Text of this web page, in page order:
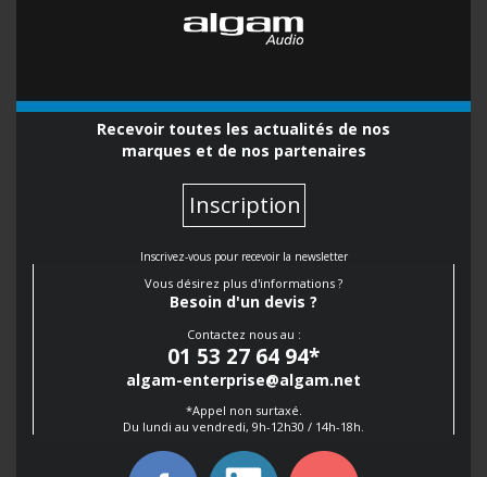
Recevoir toutes les actualités de nos
marques et de nos partenaires
Inscription
Inscrivez-vous pour recevoir la newsletter
Vous désirez plus d'informations ?
Besoin d'un devis ?
Contactez nous au :
01 53 27 64 94*
algam-enterprise@algam.net
*Appel non surtaxé.
Du lundi au vendredi, 9h-12h30 / 14h-18h.